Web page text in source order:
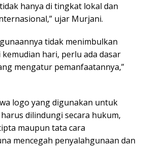
hanya di tingkat lokal dan
ujar Murjani.
tidak menimbulkan
hari, perlu ada dasar
mengatur pemanfaatannya,”
logo yang digunakan untuk
dilindungi secara hukum,
maupun tata cara
mencegah penyalahgunaan dan